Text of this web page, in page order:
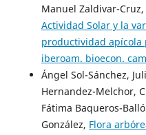
Manuel Zaldivar-Cruz,
Actividad Solar y la
productividad
iberoam. bioecon.
Ángel Sol-Sánchez,
Hernandez-Melchor,
Fátima Baqueros-
González, Flora